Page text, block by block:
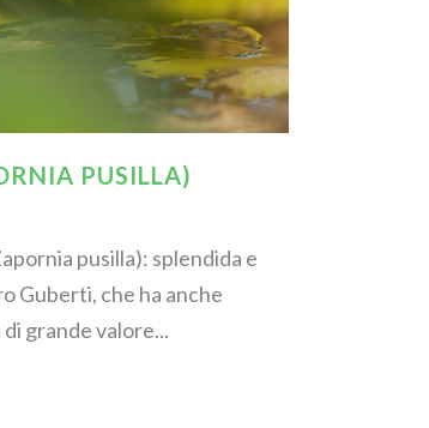
PUSILLA)
pusilla): splendida e
Guberti, che ha anche
grande valore...